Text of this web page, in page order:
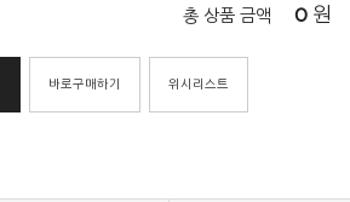
총 상품 금액 0 원
바로구매하기 위시리스트